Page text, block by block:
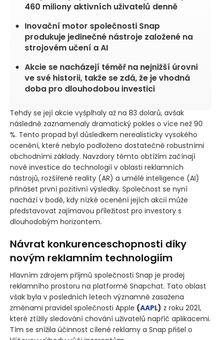
460 miliony aktivních uživatelů denně
Inovační motor společnosti Snap
produkuje jedinečné nástroje založené na
strojovém učení a AI
Akcie se nacházejí téměř na nejnižší úrovni
ve své historii, takže se zdá, že je vhodná
doba pro dlouhodobou investici
Tehdy se její akcie vyšplhaly až na 83 dolarů, avšak
následně zaznamenaly dramatický pokles o více než 90
%. Tento propad byl důsledkem nerealisticky vysokého
ocenění, které nebylo podloženo dostatečně robustními
obchodními základy. Navzdory těmto obtížím začínají
nové investice do technologií v oblasti reklamních
nástrojů, rozšířené reality (AR) a umělé inteligence (AI)
přinášet první pozitivní výsledky. Společnost se nyní
nachází v bodě, kdy nízké ocenění jejích akcií může
představovat zajímavou příležitost pro investory s
dlouhodobým horizontem.
Návrat konkurenceschopnosti díky
novým reklamním technologiím
Hlavním zdrojem příjmů společnosti Snap je prodej
reklamního prostoru na platformě Snapchat. Tato oblast
však byla v posledních letech významně zasažena
změnami pravidel společnosti Apple (AAPL) z roku 2021,
které ztížily sledování chování uživatelů napříč aplikacemi.
Tím se snížila účinnost cílené reklamy a Snap přišel o